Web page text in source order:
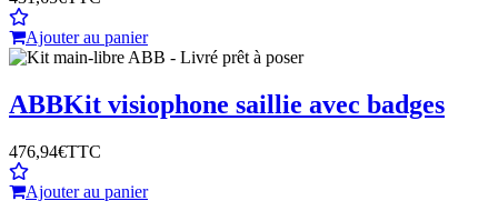
Ajouter au panier
ABBKit visiophone saillie avec badges
476,94€TTC
Ajouter au panier